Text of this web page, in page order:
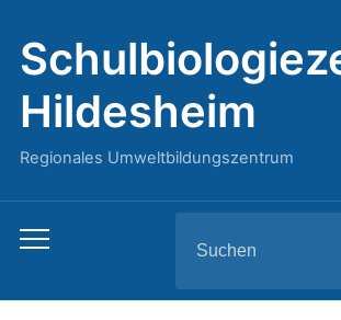
Hildesheim
Regionales Umweltbildungszentrum
Toggle
menu
for: